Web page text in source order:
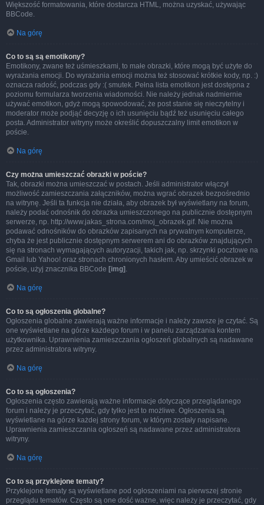
Większość formatowania, które dostarcza HTML, można uzyskać, używając
BBCode.
Na górę
Co to są są emotikony?
Emotikony, zwane też uśmieszkami, to małe obrazki, które mogą być użyte do
wyrażania emocji. Do wyrażania emocji można też stosować krótkie kody, np. :)
oznacza radość, podczas gdy :( smutek. Pełna lista emotikon jest dostępna z
poziomu formularza tworzenia wiadomości. Nie należy jednak nadmiernie
używać emotikon, gdyż mogą spowodować, że post stanie się nieczytelny i
moderator może podjąć decyzję o ich usunięciu bądź też usunięciu całego
posta. Administrator witryny może określić dopuszczalny limit emotikon w
poście.
Na górę
Czy można umieszczać obrazki w poście?
Tak, obrazki można umieszczać w postach. Jeśli administrator włączył
możliwość zamieszczania załączników, można wgrać obrazek bezpośrednio
na witrynę. Jeśli ta funkcja nie działa, aby obrazek był wyświetlany na forum,
należy podać odnośnik do obrazka umieszczonego na publicznie dostępnym
serwerze, np. http://www.jakas_strona.com/moj_obrazek.gif. Nie można
podawać odnośników do obrazków zapisanych na prywatnym komputerze,
chyba że jest publicznie dostępnym serwerem ani do obrazków znajdujących
się na stronach wymagających autoryzacji, takich jak, np. skrzynki pocztowe na
Gmail lub Yahoo! oraz stronach chronionych hasłem. Aby umieścić obrazek w
poście, użyj znacznika BBCode [img] .
Na górę
Co to są ogłoszenia globalne?
Ogłoszenia globalne zawierają ważne informacje i należy zawsze je czytać. Są
one wyświetlane na górze każdego forum i w panelu zarządzania kontem
użytkownika. Uprawnienia zamieszczania ogłoszeń globalnych są nadawane
przez administratora witryny.
Na górę
Co to są ogłoszenia?
Ogłoszenia często zawierają ważne informacje dotyczące przeglądanego
forum i należy je przeczytać, gdy tylko jest to możliwe. Ogłoszenia są
wyświetlane na górze każdej strony forum, w którym zostały napisane.
Uprawnienia zamieszczania ogłoszeń są nadawane przez administratora
witryny.
Na górę
Co to są przyklejone tematy?
Przyklejone tematy są wyświetlane pod ogłoszeniami na pierwszej stronie
przeglądu tematów. Często są one dość ważne, więc należy je przeczytać, gdy